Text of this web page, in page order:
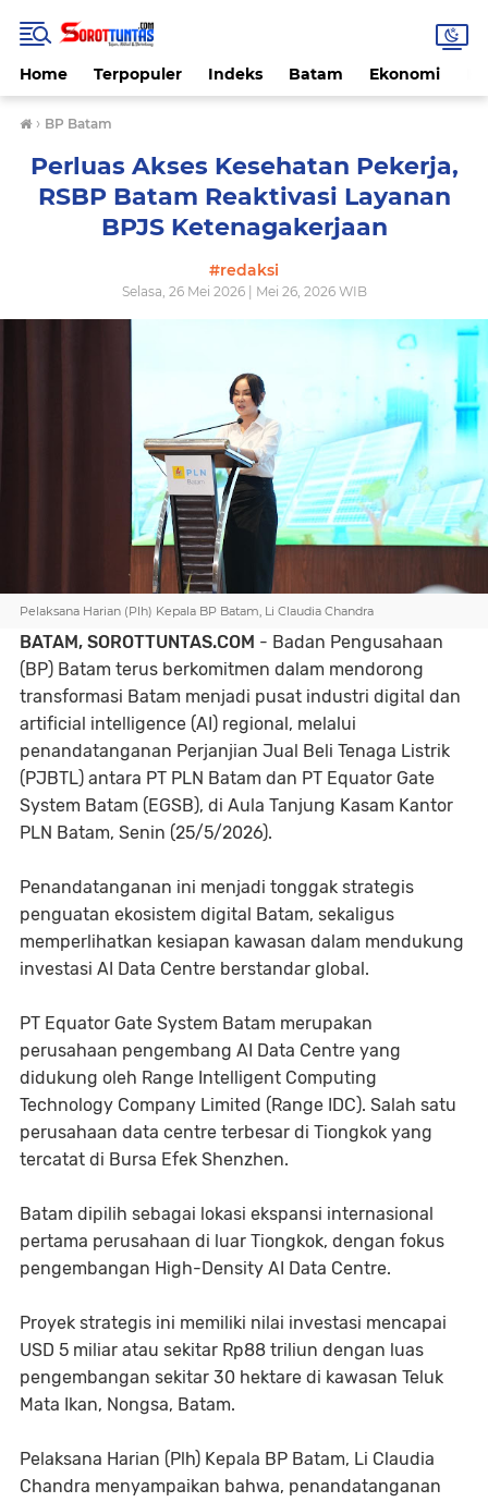
Home Terpopuler Indeks Batam Ekonomi
› BP Batam
Perluas Akses Kesehatan Pekerja,
RSBP Batam Reaktivasi Layanan
BPJS Ketenagakerjaan
#redaksi
Selasa, 26 Mei 2026 | Mei 26, 2026 WIB
Pelaksana Harian (Plh) Kepala BP Batam, Li Claudia Chandra
BATAM, SOROTTUNTAS.COM - Badan Pengusahaan
(BP) Batam terus berkomitmen dalam mendorong
transformasi Batam menjadi pusat industri digital dan
artificial intelligence (AI) regional, melalui
penandatanganan Perjanjian Jual Beli Tenaga Listrik
(PJBTL) antara PT PLN Batam dan PT Equator Gate
System Batam (EGSB), di Aula Tanjung Kasam Kantor
PLN Batam, Senin (25/5/2026).
Penandatanganan ini menjadi tonggak strategis
penguatan ekosistem digital Batam, sekaligus
memperlihatkan kesiapan kawasan dalam mendukung
investasi AI Data Centre berstandar global.
PT Equator Gate System Batam merupakan
perusahaan pengembang AI Data Centre yang
didukung oleh Range Intelligent Computing
Technology Company Limited (Range IDC). Salah satu
perusahaan data centre terbesar di Tiongkok yang
tercatat di Bursa Efek Shenzhen.
Batam dipilih sebagai lokasi ekspansi internasional
pertama perusahaan di luar Tiongkok, dengan fokus
pengembangan High-Density AI Data Centre.
Proyek strategis ini memiliki nilai investasi mencapai
USD 5 miliar atau sekitar Rp88 triliun dengan luas
pengembangan sekitar 30 hektare di kawasan Teluk
Mata Ikan, Nongsa, Batam.
Pelaksana Harian (Plh) Kepala BP Batam, Li Claudia
Chandra menyampaikan bahwa, penandatanganan